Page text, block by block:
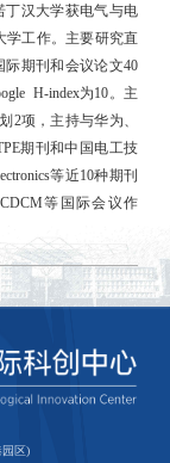
丁汉大学获电气与电
学工作。主要研究直
期刊和会议论文40
H-index为10。主
2项，主持与华为、
期刊和中国电工技
等近10种期刊
等国际会议作
区)